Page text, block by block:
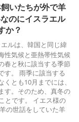
いたちが外で羊
のにイスラエル
か？
ルは、韓国と同じ緯
性気候と亜熱帯性気候
春と秋に該当する季節
す。 雨季に該当する
とも10月までには、
す。そのため、真冬の
とです。 イエス様の
の世話をしていた羊